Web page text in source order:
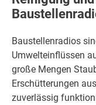
Baustellenradios
Umwelteinflüssen
große Mengen
Erschütterungen
zuverlässig